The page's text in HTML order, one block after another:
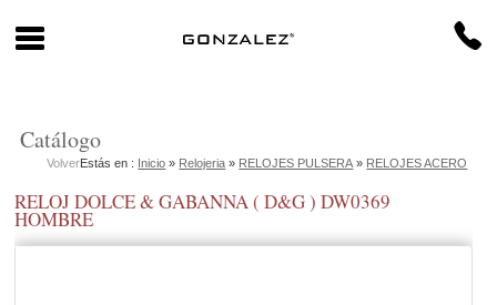
Catálogo
Estás en : Inicio » Relojeria » RELOJES PULSERA » RELOJES ACERO
Volver
RELOJ DOLCE & GABANNA ( D&G ) DW0369
HOMBRE